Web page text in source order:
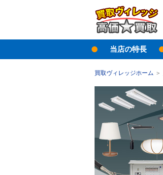
当店の特長
買取ヴィレッジホーム